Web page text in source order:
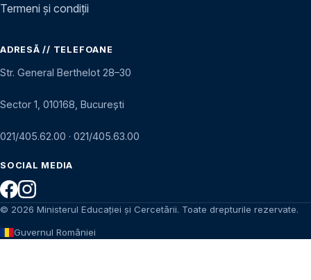
Termeni și condiții
ADRESĂ // TELEFOANE
Str. General Berthelot 28–30
Sector 1, 010168, București
021/405.62.00 · 021/405.63.00
SOCIAL MEDIA
© 2026 Ministerul Educației și Cercetării. Toate drepturile rezervate.
Guvernul României